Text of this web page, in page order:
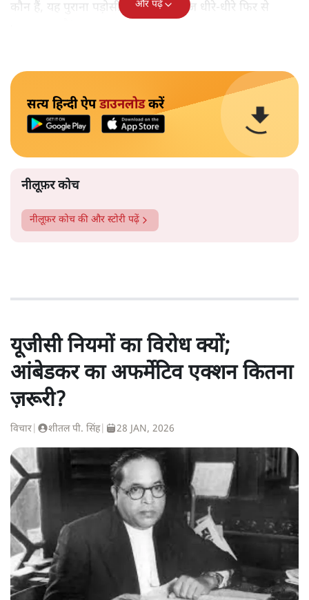
कौन हैं, यह पुराना पड़ोसी जिसे भारत आज धीरे-धीरे फिर से
और पढ़ें
सत्य हिन्दी ऐपडाउनलोडकरें
नीलूफ़र कोच
नीलूफ़र कोच की और स्टोरी पढ़ें
यूजीसी नियमों का विरोध क्यों;
आंबेडकर का अफर्मेटिव एक्शन कितना
ज़रूरी?
विचार शीतल पी. सिंह| 28 JAN, 2026